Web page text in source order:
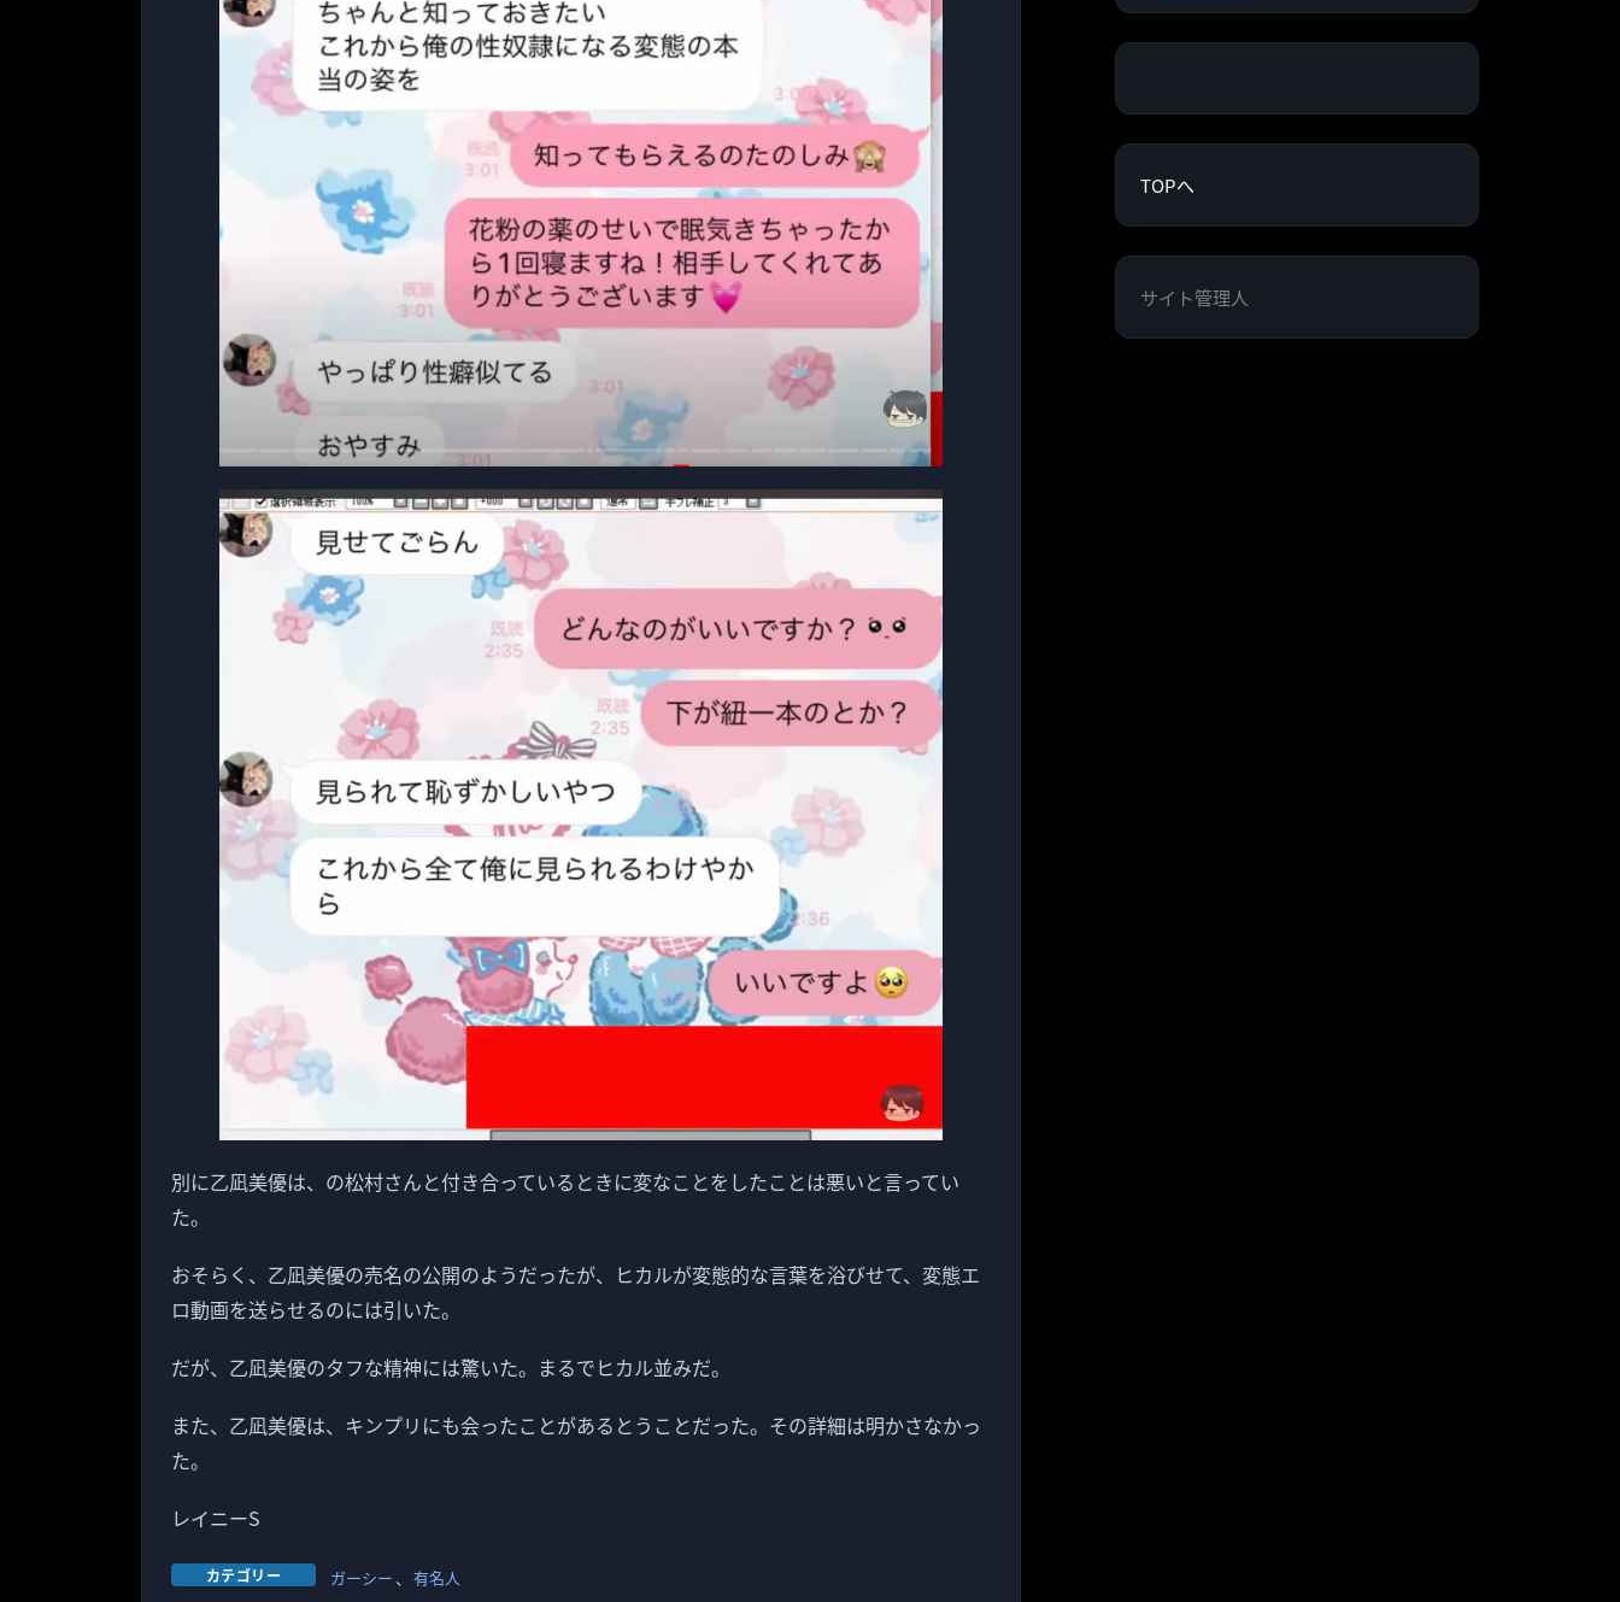
別に乙凪美優は、の松村さんと付き合っているときに変なことをしたことは悪いと言ってい
た。
おそらく、乙凪美優の売名の公開のようだったが、ヒカルが変態的な言葉を浴びせて、変態エ
ロ動画を送らせるのには引いた。
だが、乙凪美優のタフな精神には驚いた。まるでヒカル並みだ。
また、乙凪美優は、キンプリにも会ったことがあるとうことだった。その詳細は明かさなかっ
た。
レイニーS
カテゴリー ガーシー 、 有名人
TOPへ
サイト管理人